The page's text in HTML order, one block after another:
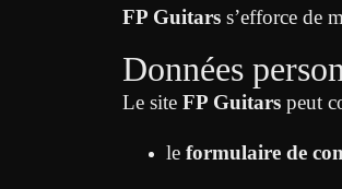
FP Guitars s’efforce de
Données
Le site FP Guitars peut
le formulaire de